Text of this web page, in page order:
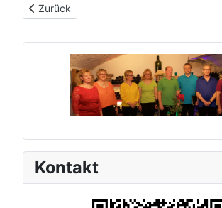
Vorheriger Beitrag: Markus
Zurück
Kontakt